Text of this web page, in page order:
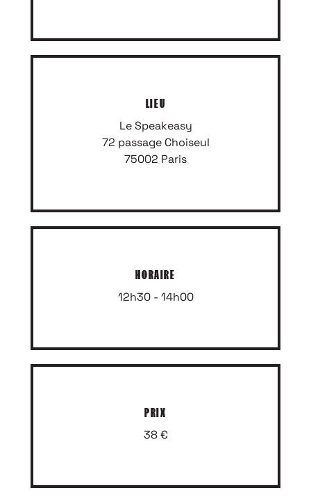
LIEU
Le Speakeasy
72 passage Choiseul
75002 Paris
HORAIRE
12h30 - 14h00
PRIX
38 €